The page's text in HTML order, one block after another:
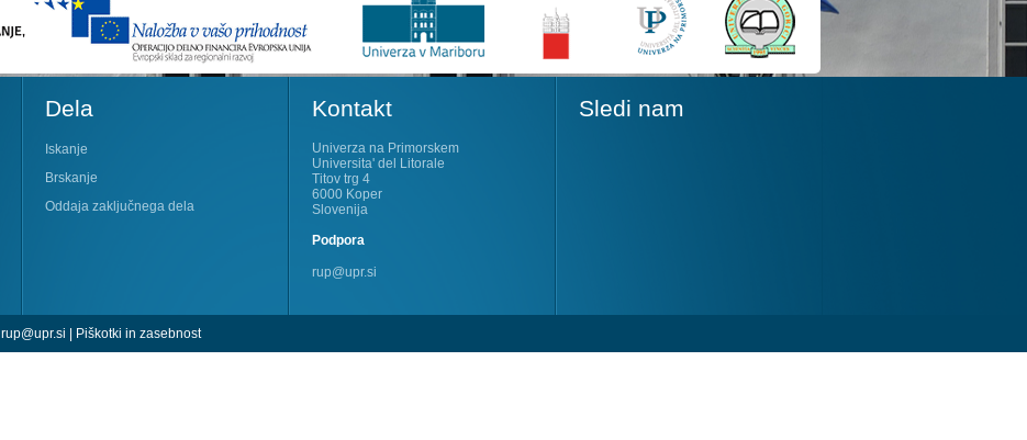
Dela
Iskanje
Brskanje
Oddaja zaključnega dela
Kontakt
Univerza na Primorskem
Universita' del Litorale
Titov trg 4
6000 Koper
Slovenija
Podpora
rup@upr.si
Sledi nam
rup@upr.si | Piškotki in zasebnost